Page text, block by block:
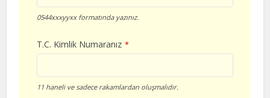
0544xxxyyxx formatında yazınız.
T.C. Kimlik Numaranız *
11 haneli ve sadece rakamlardan oluşmalıdır.